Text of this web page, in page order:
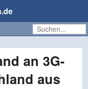
an 3G-
aus